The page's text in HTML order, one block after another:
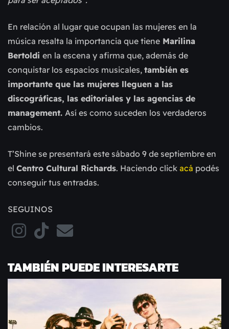
En relación al lugar que ocupan las mujeres en la
música resalta la importancia que tiene Marilina
Bertoldi en la escena y afirma que, además de
conquistar los espacios musicales, también es
importante que las mujeres lleguen a las
discográficas, las editoriales y las agencias de
management. Así es como suceden los verdaderos
cambios.
T’Shine se presentará este sábado 9 de septiembre en
el Centro Cultural Richards. Haciendo click acá podés
conseguir tus entradas.
SEGUINOS
TAMBIÉN PUEDE INTERESARTE